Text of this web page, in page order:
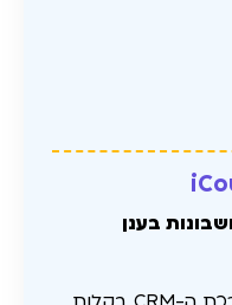
בענן